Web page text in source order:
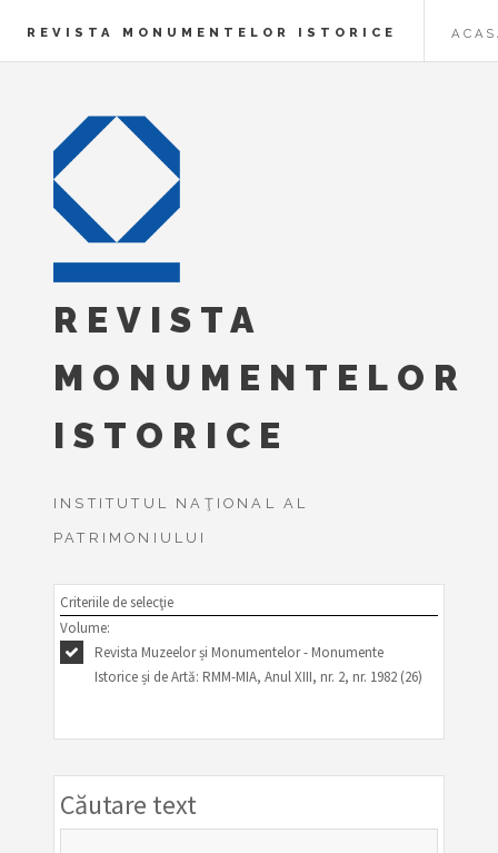
REVISTA MONUMENTELOR ISTORICE
REVISTA
MONUMENTELOR
ISTORICE
INSTITUTUL NAŢIONAL AL
PATRIMONIULUI
Criteriile de selecţie
Volume:
Revista Muzeelor și Monumentelor - Monumente
Istorice și de Artă: RMM-MIA, Anul XIII, nr. 2, nr. 1982 (26)
Căutare text